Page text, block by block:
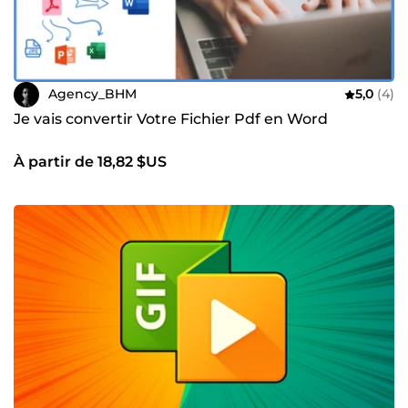
Agency_BHM 5,0 (4)
Je vais convertir Votre Fichier Pdf en Word
À partir de 18,82 $US